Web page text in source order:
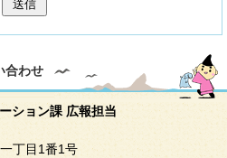
送信
合わせ
ション課 広報担当
丁目1番1号